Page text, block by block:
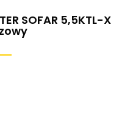
SOFAR 5,5KTL-X